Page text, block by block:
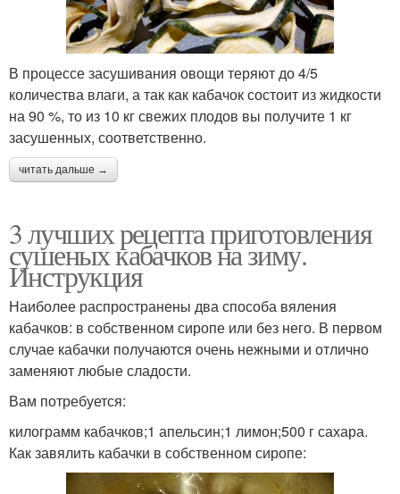
В процессе засушивания овощи теряют до 4/5
количества влаги, а так как кабачок состоит из жидкости
на 90 %, то из 10 кг свежих плодов вы получите 1 кг
засушенных, соответственно.
читать дальше →
3 лучших рецепта приготовления
сушеных кабачков на зиму.
Инструкция
Наиболее распространены два способа вяления
кабачков: в собственном сиропе или без него. В первом
случае кабачки получаются очень нежными и отлично
заменяют любые сладости.
Вам потребуется:
килограмм кабачков;1 апельсин;1 лимон;500 г сахара.
Как завялить кабачки в собственном сиропе: